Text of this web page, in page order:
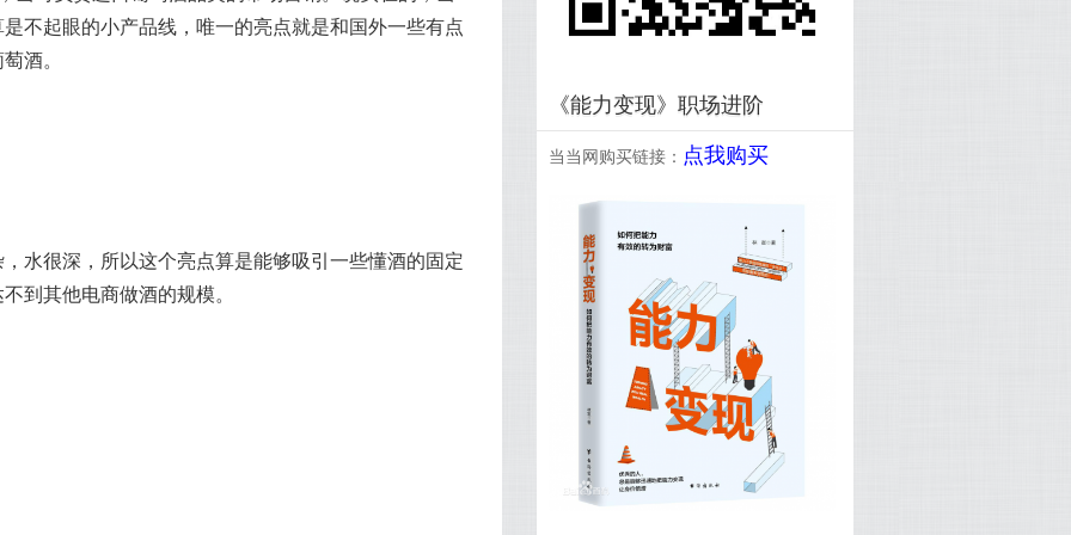
不起眼的小产品线，唯一的亮点就是和国外一些有点
水很深，所以这个亮点算是能够吸引一些懂酒的固定
到其他电商做酒的规模。
《能力变现》职场进阶
当当网购买链接： 点我购买